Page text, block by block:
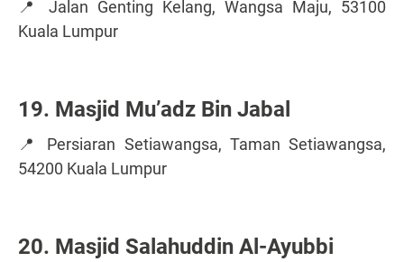
📍 Jalan Genting Kelang, Wangsa Maju, 53100
Kuala Lumpur
19. Masjid Mu’adz Bin Jabal
📍 Persiaran Setiawangsa, Taman Setiawangsa,
54200 Kuala Lumpur
20. Masjid Salahuddin Al-Ayubbi